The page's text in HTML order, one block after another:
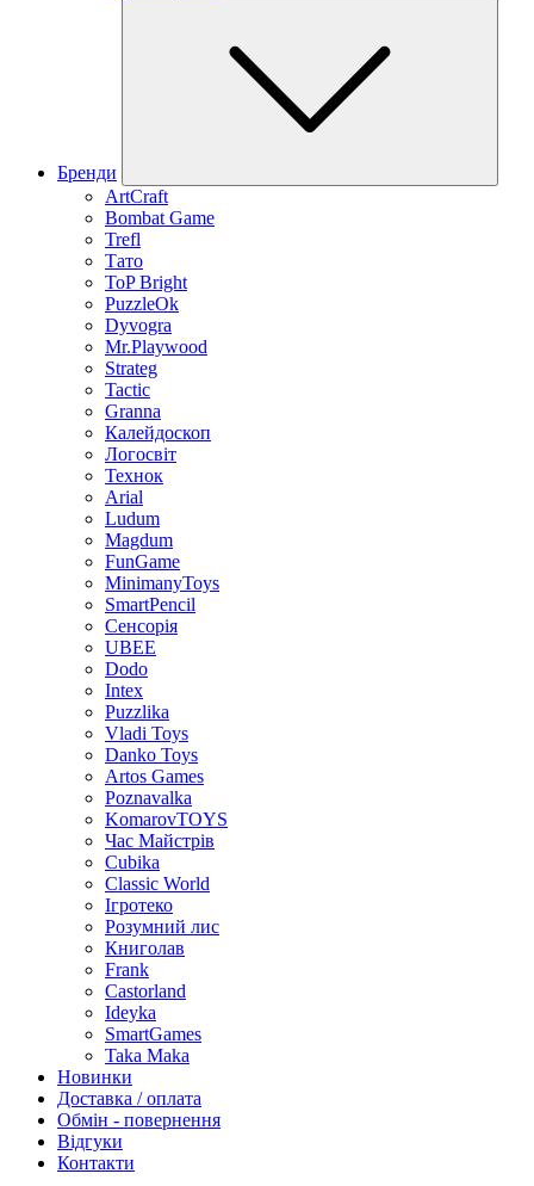
Бренди
ArtCraft
Bombat Game
Trefl
Тато
ToP Bright
PuzzleOk
Dyvogra
Mr.Playwood
Strateg
Tactic
Granna
Калейдоскоп
Логосвіт
Технок
Arial
Ludum
Magdum
FunGame
MinimanyToys
SmartPencil
Сенсорія
UBEE
Dodo
Intex
Puzzlika
Vladi Toys
Danko Toys
Artos Games
Poznavalka
KomarovTOYS
Час Майстрів
Cubika
Classic World
Ігротеко
Розумний лис
Книголав
Frank
Castorland
Ideyka
SmartGames
Taka Maka
Новинки
Доставка / оплата
Обмін - повернення
Відгуки
Контакти